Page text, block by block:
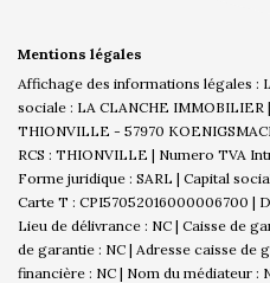
Mentions légales
Affichage des informations légales :
sociale : LA CLANCHE IMMOBILIER
THIONVILLE - 57970
RCS : THIONVILLE | Numero TVA
Forme juridique : SARL | Capital
Carte T : CPI57052016000006700 |
Lieu de délivrance : NC | Caisse de
de garantie : NC | Adresse caisse de
financière : NC | Nom du médiateur :